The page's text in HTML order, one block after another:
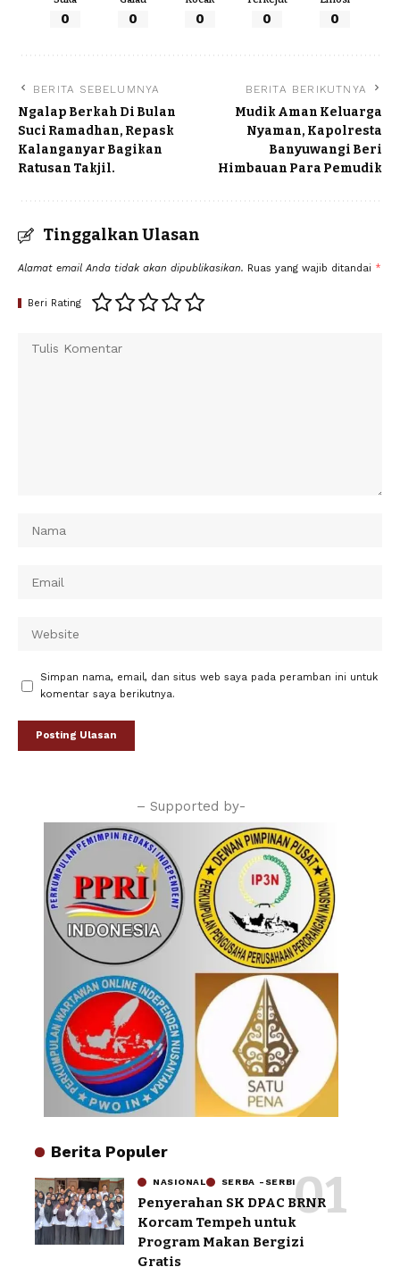
0 0 0 0 0
BERITA SEBELUMNYA
Ngalap Berkah Di Bulan
Suci Ramadhan, Repask
Kalanganyar Bagikan
Ratusan Takjil.
BERITA BERIKUTNYA
Mudik Aman Keluarga
Nyaman, Kapolresta
Banyuwangi Beri
Himbauan Para Pemudik
Tinggalkan Ulasan
Alamat email Anda tidak akan dipublikasikan. Ruas yang wajib ditandai *
Beri Rating
Simpan nama, email, dan situs web saya pada peramban ini untuk
komentar saya berikutnya.
– Supported by-
Berita Populer
NASIONAL SERBA -SERBI
Penyerahan SK DPAC BRNR
Korcam Tempeh untuk
Program Makan Bergizi
Gratis